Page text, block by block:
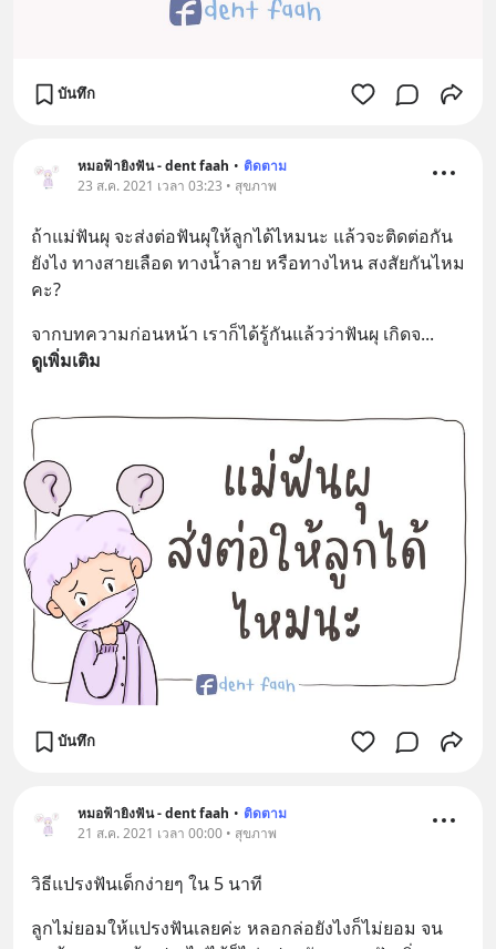
บันทึก
หมอฟ้ายิงฟัน - dent faah • ติดตาม
23 ส.ค. 2021 เวลา 03:23 • สุขภาพ
ถ้าแม่ฟันผุ จะส่งต่อฟันผุให้ลูกได้ไหมนะ แล้วจะติดต่อกัน
ยังไง ทางสายเลือด ทางน้ำลาย หรือทางไหน สงสัยกันไหม
คะ?
จากบทความก่อนหน้า เราก็ได้รู้กันแล้วว่าฟันผุ เกิดจ...
ดูเพิ่มเติม
บันทึก
หมอฟ้ายิงฟัน - dent faah • ติดตาม
21 ส.ค. 2021 เวลา 00:00 • สุขภาพ
วิธีแปรงฟันเด็กง่ายๆ ใน 5 นาที
ลูกไม่ยอมให้แปรงฟันเลยค่ะ หลอกล่อยังไงก็ไม่ยอม จน